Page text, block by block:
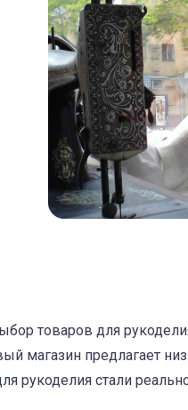
товаров для
магазин предлагает
рукоделия стали